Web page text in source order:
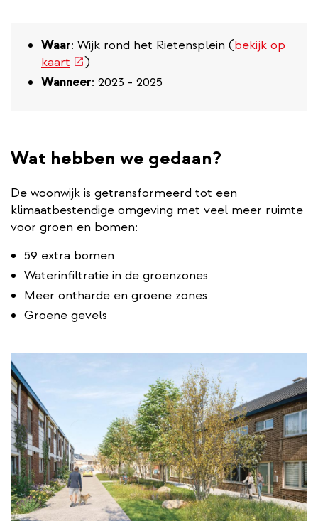
Waar: Wijk rond het Rietensplein (bekijk op
kaart (externe
link)
)
Wanneer: 2023 - 2025
Wat hebben we gedaan?
De woonwijk is getransformeerd tot een
klimaatbestendige omgeving met veel meer ruimte
voor groen en bomen:
59 extra bomen
Waterinfiltratie in de groenzones
Meer ontharde en groene zones
Groene gevels